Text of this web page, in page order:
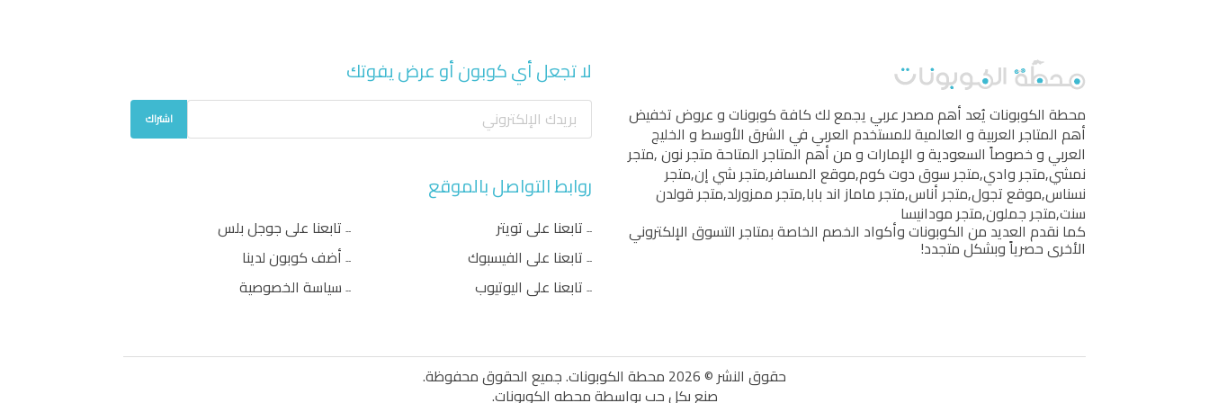
محطة الكوبوناتيُعد أهم مصدر عربي يجمع لك كافة كوبونات و عروض تخفيض
أهم المتاجر العربية و العالمية للمستخدم العربي في الشرق الأوسط و الخليج
العربي و خصوصاً السعودية و الإمارات و من أهم المتاجر المتاحةمتجر نون,متجر
نمشي,متجر وادي,متجر سوق دوت كوم,موقع المسافر,متجر شي إن,متجر
نسناس,موقع تجول,متجر أناس,متجر ماماز اند بابا,متجر ممزورلد,متجر قولدن
سنت,متجر جملون,متجر مودانيسا
كما نقدم العديد من الكوبونات وأكواد الخصم الخاصة بمتاجر التسوق الإلكتروني
الأخرى حصرياً وبشكل متجدد!
لا تجعل أي كوبون أو عرض يفوتك
اشتراك
روابط التواصل بالموقع
تابعنا على تويتر
تابعنا على الفيسبوك
تابعنا على اليوتيوب
تابعنا على جوجل بلس
أضف كوبون لدينا
سياسة الخصوصية
حقوق النشر © 2026 محطة الكوبونات. جميع الحقوق محفوظة.
صنع بكل حب بواسطةمحطه الكوبونات.